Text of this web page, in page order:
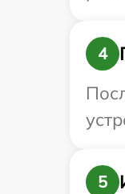
4
5